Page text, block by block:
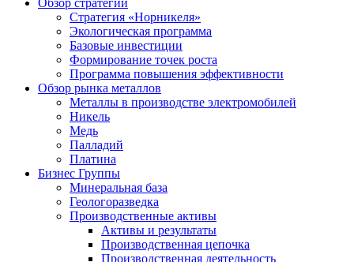
Обзор стратегии
Стратегия «Норникеля»
Экологическая программа
Базовые инвестиции
Формирование точек роста
Программа повышения эффективности
Обзор рынка металлов
Металлы в производстве электромобилей
Никель
Медь
Палладий
Платина
Бизнес Группы
Минеральная база
Геологоразведка
Производственные активы
Активы и результаты
Производственная цепочка
Производственная деятельность